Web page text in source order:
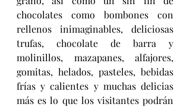
chocolates como bombones con
rellenos inimaginables, deliciosas
trufas, chocolate de barra y
molinillos, mazapanes, alfajores,
gomitas, helados, pasteles, bebidas
frías y calientes y muchas delicias
más es lo que los visitantes podrán